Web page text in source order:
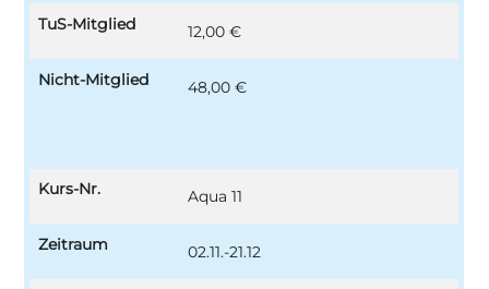
TuS-Mitglied 12,00 €
Nicht-Mitglied 48,00 €
Kurs-Nr. Aqua 11
Zeitraum 02.11.-21.12